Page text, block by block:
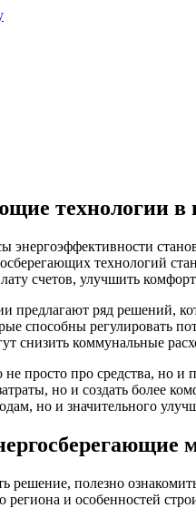
технологии
технологий
счетов, улучшить
предлагают ряд решений,
способны регулировать
снизить коммунальные
не просто про средства, но
но и создать более
но и значительного
решение, полезно
региона и особенностей